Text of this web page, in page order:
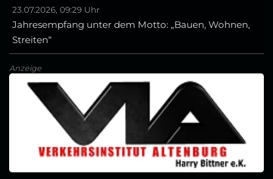
23.07.2026, 09:29 Uhr
Jahresempfang unter dem Motto: „Bauen, Wohnen,
Streiten“
Anzeige